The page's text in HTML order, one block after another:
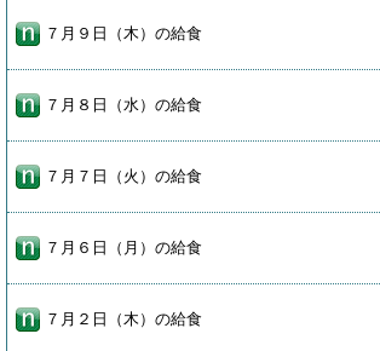
７月９日（木）の給食
７月８日（水）の給食
７月７日（火）の給食
７月６日（月）の給食
７月２日（木）の給食